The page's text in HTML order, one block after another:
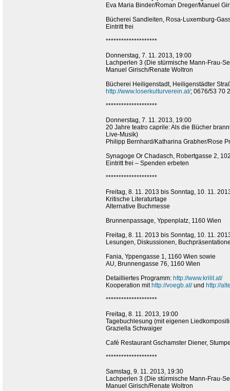
Eva Maria Binder/Roman Dreger/Manuel
Bücherei Sandleiten, Rosa-Luxemburg-
Eintritt frei
********************
Donnerstag, 7. 11. 2013, 19:00
Lachperlen 3 (Die stürmische Mann-Frau-
Manuel Girisch/Renate Woltron
Bücherei Heiligenstadt, Heiligenstädter
http://www.loserkulturverein.at/; 0676/53 70
********************
Donnerstag, 7. 11. 2013, 19:00
20 Jahre teatro caprile: Als die Bücher
Live-Musik)
Philipp Bernhard/Katharina Grabher/Rose
Synagoge Or Chadasch, Robertgasse 2,
Eintritt frei – Spenden erbeten
********************
Freitag, 8. 11. 2013 bis Sonntag, 10. 11.
Kritische Literaturtage
Alternative Buchmesse
Brunnenpassage, Yppenplatz, 1160 Wien
Freitag, 8. 11. 2013 bis Sonntag, 10. 11.
Lesungen, Diskussionen,
Fania, Yppengasse 1, 1160 Wien sowie
AU, Brunnengasse 76, 1160 Wien
Detailliertes Programm: http://www.krilit.at/
Kooperation mit http://voegb.at/und http://
********************
Freitag, 8. 11. 2013, 19:00
Tagebuchlesung (mit eigenen
Graziella Schwaiger
Café Restaurant Gschamster Diener,
********************
Samstag, 9. 11. 2013, 19:30
Lachperlen 3 (Die stürmische Mann-Frau-
Manuel Girisch/Renate Woltron